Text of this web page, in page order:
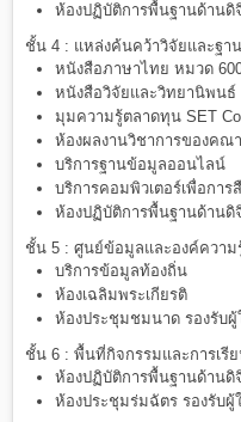
ห้องปฏิบัติการพื้นฐานด้านดิ
ชั้น 4 : แหล่งค้นคว้าวิจัยและฐา
หนังสือภาษาไทย หมวด
หนังสือวิจัยและวิทยานิพนธ์
มุมความรู้ตลาดทุน SET
ห้องผลงานวิชาการของคณ
บริการฐานข้อมูลออนไลน์
บริการคอมพิวเตอร์เพื่อกา
ห้องปฏิบัติการพื้นฐานด้านดิ
ชั้น 5 : ศูนย์ข้อมูลและองค์ความ
บริการข้อมูลท้องถิ่น
ห้องเฉลิมพระเกียรติ
ห้องประชุมชมนาด รองรับ
ชั้น 6 : พื้นที่กิจกรรมและการเรี
ห้องปฏิบัติการพื้นฐานด้านดิ
ห้องประชุมร่มฉัตร รองรับผู้